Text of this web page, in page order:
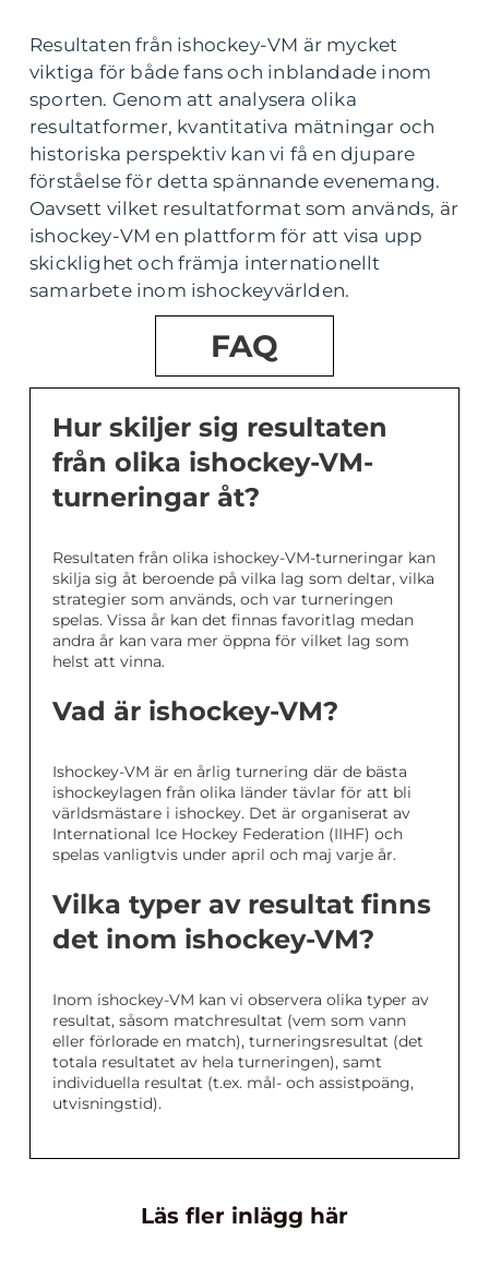
Resultaten från ishockey-VM är mycket
viktiga för både fans och inblandade inom
sporten. Genom att analysera olika
resultatformer, kvantitativa mätningar och
historiska perspektiv kan vi få en djupare
förståelse för detta spännande evenemang.
Oavsett vilket resultatformat som används, är
ishockey-VM en plattform för att visa upp
skicklighet och främja internationellt
samarbete inom ishockeyvärlden.
FAQ
Hur skiljer sig resultaten
från olika ishockey-VM-
turneringar åt?
Resultaten från olika ishockey-VM-turneringar kan
skilja sig åt beroende på vilka lag som deltar, vilka
strategier som används, och var turneringen
spelas. Vissa år kan det finnas favoritlag medan
andra år kan vara mer öppna för vilket lag som
helst att vinna.
Vad är ishockey-VM?
Ishockey-VM är en årlig turnering där de bästa
ishockeylagen från olika länder tävlar för att bli
världsmästare i ishockey. Det är organiserat av
International Ice Hockey Federation (IIHF) och
spelas vanligtvis under april och maj varje år.
Vilka typer av resultat finns
det inom ishockey-VM?
Inom ishockey-VM kan vi observera olika typer av
resultat, såsom matchresultat (vem som vann
eller förlorade en match), turneringsresultat (det
totala resultatet av hela turneringen), samt
individuella resultat (t.ex. mål- och assistpoäng,
utvisningstid).
Läs fler inlägg här